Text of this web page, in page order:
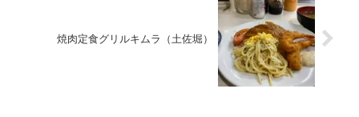
焼肉定食グリルキムラ（土佐堀）